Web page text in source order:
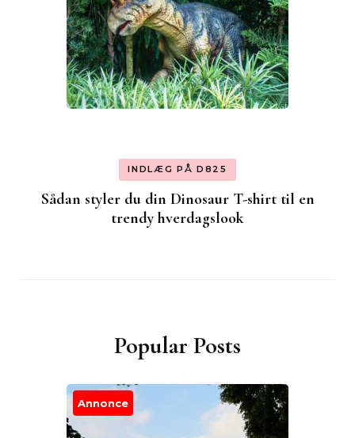
INDLÆG PÅ D825
Sådan styler du din Dinosaur T-shirt til en
trendy hverdagslook
Popular Posts
Annonce